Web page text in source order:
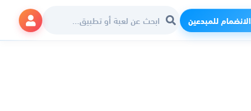
الانضمام للمبدعين